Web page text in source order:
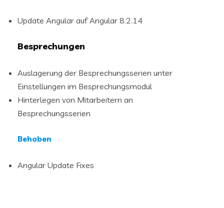
Update Angular auf Angular 8.2.14
Besprechungen
Auslagerung der Besprechungsserien unter
Einstellungen im Besprechungsmodul
Hinterlegen von Mitarbeitern an
Besprechungsserien
Behoben
Angular Update Fixes